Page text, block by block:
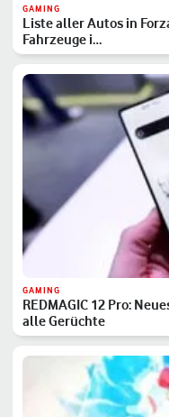
GAMING
Liste aller Autos in
Fahrzeuge i…
GAMING
REDMAGIC 12 Pro:
alle Gerüchte